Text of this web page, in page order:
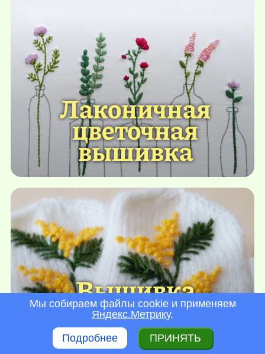
Лаконичная
цветочная
вышивка
Вышивка
мимозы
французским
Мы собираем файлы cookie и применяем
Яндекс.Метрику.
Подробнее
ПРИНЯТЬ